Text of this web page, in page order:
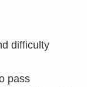
difficulty
pass